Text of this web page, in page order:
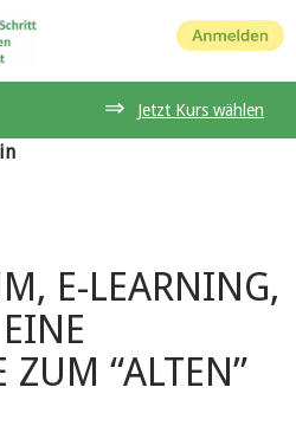
Anmelden
⇒ Jetzt Kurs wählen
E-LEARNING,
ZUM “ALTEN”